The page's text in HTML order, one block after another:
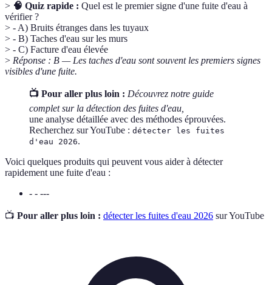
> 🧠 Quiz rapide : Quel est le premier signe d'une fuite d'eau à
vérifier ?
> - A) Bruits étranges dans les tuyaux
> - B) Taches d'eau sur les murs
> - C) Facture d'eau élevée
> Réponse : B — Les taches d'eau sont souvent les premiers signes
visibles d'une fuite.
📺 Pour aller plus loin : Découvrez notre guide
complet sur la détection des fuites d'eau,
une analyse détaillée avec des méthodes éprouvées.
Recherchez sur YouTube : détecter les fuites
d'eau 2026.
Voici quelques produits qui peuvent vous aider à détecter
rapidement une fuite d'eau :
- - ---
📺 Pour aller plus loin : détecter les fuites d'eau 2026 sur YouTube